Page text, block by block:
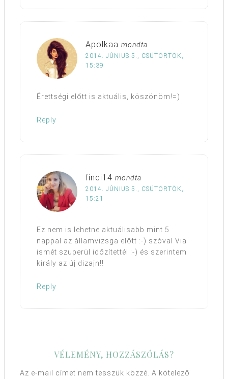
Apolkaa mondta
2014. JÚNIUS 5., CSÜTÖRTÖK,
15:39
Érettségi előtt is aktuális, köszönöm!=)
Reply
finci14 mondta
2014. JÚNIUS 5., CSÜTÖRTÖK,
15:21
Ez nem is lehetne aktuálisabb mint 5
nappal az államvizsga előtt :-) szóval Via
ismét szuperül időzítettél :-) és szerintem
király az új dizajn!!
Reply
VÉLEMÉNY, HOZZÁSZÓLÁS?
Az e-mail címet nem tesszük közzé. A kötelező